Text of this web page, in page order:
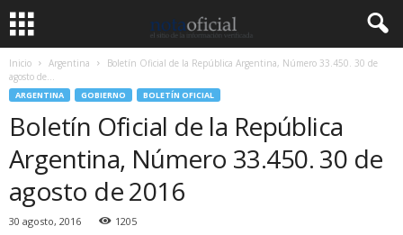
Inicio Argentina
Boletín Oficial de la República Argentina, Número 33.450. 30 de
agosto de...
ARGENTINA GOBIERNO BOLETÍN OFICIAL
Boletín Oficial de la República
Argentina, Número 33.450. 30 de
agosto de 2016
30 agosto, 2016 1205